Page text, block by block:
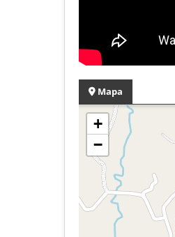
Mapa
+
−